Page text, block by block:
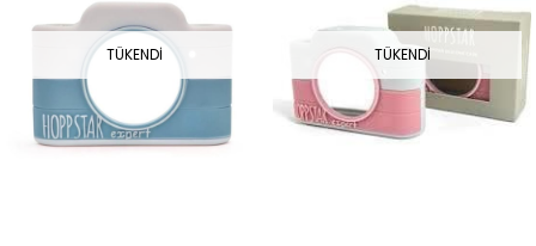
TÜKENDI TÜKENDI